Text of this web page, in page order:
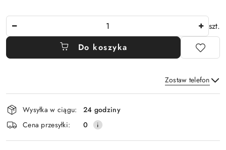
szt.
Do koszyka
Zostaw telefon
Wyślij
Dostępność
i
dostawa
Wysyłka w ciągu:
24 godziny
Cena przesyłki:
0